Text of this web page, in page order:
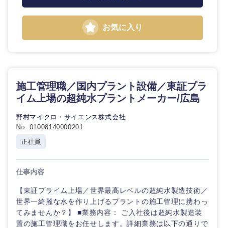
お気に入り
施工管理職／国内プラント設備／東証プラ
イム上場の超純水プラントメーカー/広島
野村マイクロ・サイエンス株式会社
No. 01008140000201
正社員
仕事内容
【東証プライム上場／世界最高レベルの超純水製造技術／
世界一綺麗な水を作り上げるプラントの施工管理に携わっ
てみませんか？】 ■業務内容： ご入社後は超純水製造装
置の施工管理職をお任せします。詳細業務は以下の通りで